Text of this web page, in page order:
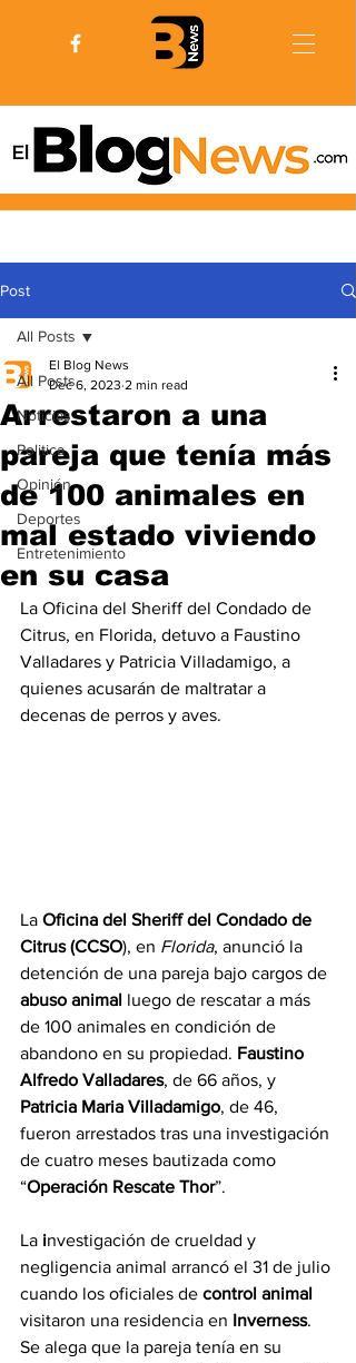
Post
All Posts
Noticias
Politica
Opinión
Deportes
Entretenimiento
All Posts
Arrestaron a una
pareja que tenía más
de 100 animales en
mal estado viviendo
en su casa
El Blog News
Dec 6, 2023 2 min read
La Oficina del Sheriff del Condado de
Citrus, en Florida, detuvo a Faustino
Valladares y Patricia Villadamigo, a
quienes acusarán de maltratar a
decenas de perros y aves.
La Oficina del Sheriff del Condado de
Citrus (CCSO), en Florida, anunció la
detención de una pareja bajo cargos de
abuso animal luego de rescatar a más
de 100 animales en condición de
abandono en su propiedad. Faustino
Alfredo Valladares, de 66 años, y
Patricia Maria Villadamigo, de 46,
fueron arrestados tras una investigación
de cuatro meses bautizada como
“Operación Rescate Thor”.
La investigación de crueldad y
negligencia animal arrancó el 31 de julio
cuando los oficiales de control animal
visitaron una residencia en Inverness.
Se alega que la pareja tenía en su